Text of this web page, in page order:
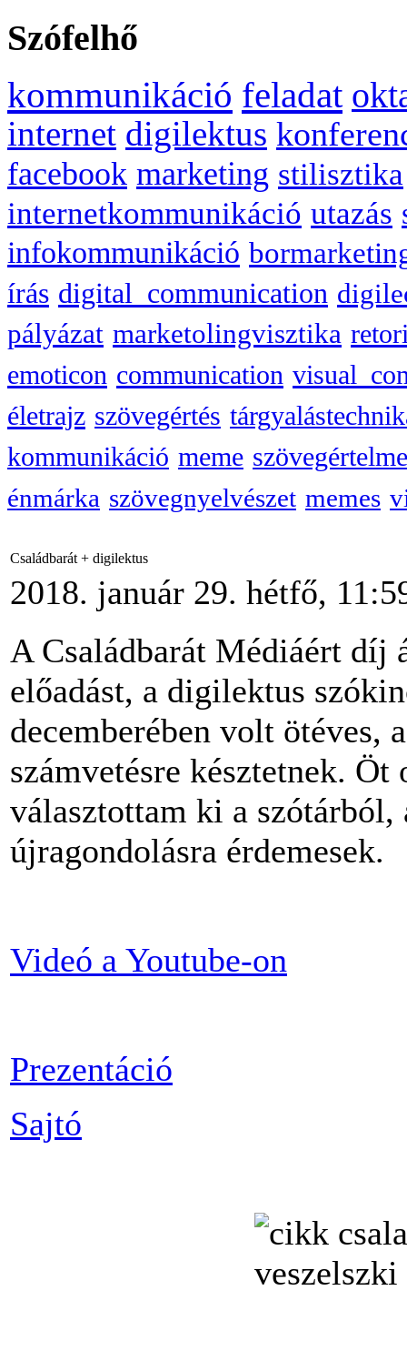
Szófelhő
kommunikáció feladat
internet digilektus
facebook marketing stilisztika
internetkommunikáció utazás
infokommunikáció
írás digital_communication
pályázat marketolingvisztika
emoticon communication
életrajz szövegértés
kommunikáció meme
énmárka szövegnyelvészet memes
Családbarát + digilektus
2018. január 29. hétfő,
A Családbarát Médiáért díj
előadást, a digilektus
decemberében volt ötéves,
számvetésre késztetnek.
választottam ki a
újragondolásra érdemesek.
Videó a Youtube-on
Prezentáció
Sajtó